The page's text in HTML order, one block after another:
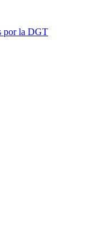
por la DGT